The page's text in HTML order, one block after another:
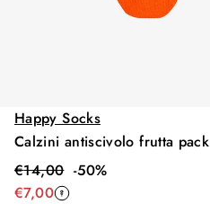
Happy Socks
Calzini antiscivolo frutta pack
€14,00-50%
€7,00